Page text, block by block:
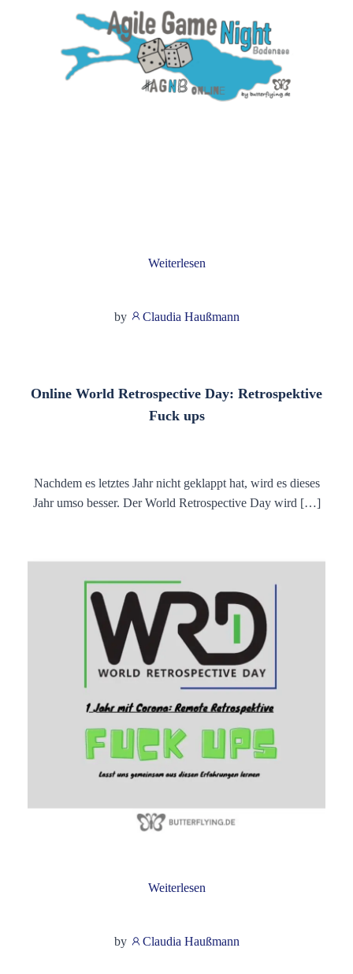
Weiterlesen
by Claudia Haußmann
Online World Retrospective Day: Retrospektive
Fuck ups
Nachdem es letztes Jahr nicht geklappt hat, wird es dieses
Jahr umso besser. Der World Retrospective Day wird […]
Weiterlesen
by Claudia Haußmann